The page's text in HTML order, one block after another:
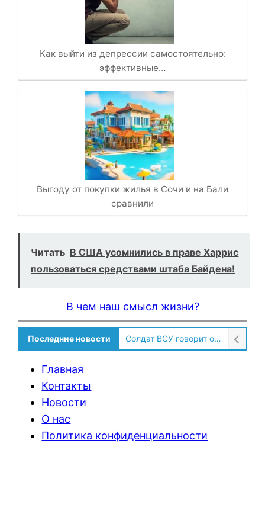
Как выйти из депрессии самостоятельно:
эффективные…
Выгоду от покупки жилья в Сочи и на Бали
сравнили
Читать В США усомнились в праве Харрис
пользоваться средствами штаба Байдена!
В чем наш смысл жизни?
Последние новости Солдат ВСУ говорит о том, чтобы продавали топливо для ремонта техники в Угледаре
Главная
Контакты
Новости
О нас
Политика конфиденциальности